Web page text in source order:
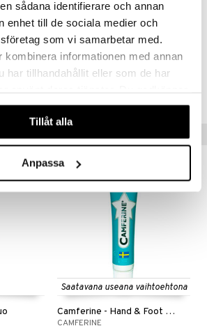
sådana identifierare och annan
enhet till de sociala medier och
som vi samarbetar med.
kombinera informationen med annan
har tillhandahållit eller som de har
användande av vår webbplats.
Tillåt alla
Anpassa
Extract, Citrus Aurantium Dulcis (Orange)
(Grape) Fruit Extract, Dipotassium
Saatavana useana vaihtoehtona
Camferine - Hand & Foot Cream
CAMFERINE